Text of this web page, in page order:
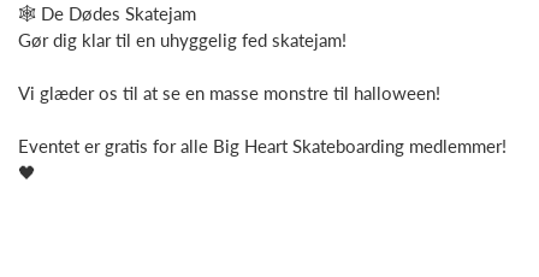
🕸️ De Dødes Skatejam
Gør dig klar til en uhyggelig fed skatejam!
Vi glæder os til at se en masse monstre til halloween!
Eventet er gratis for alle Big Heart Skateboarding medlemmer!
🖤